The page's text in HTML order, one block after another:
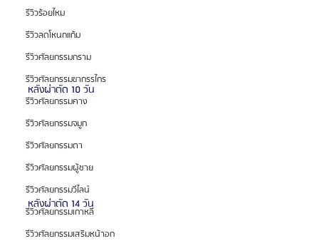
รีวิวร้อยไหม
รีวิวลดโหนกแก้ม
รีวิวศัลยกรรมกราม
รีวิวศัลยกรรมขากรรไกร
รีวิวศัลยกรรมคาง
รีวิวศัลยกรรมจมูก
รีวิวศัลยกรรมตา
รีวิวศัลยกรรมผู้ชาย
รีวิวศัลยกรรมวีไลน์
รีวิวศัลยกรรมเกาหลี
รีวิวศัลยกรรมเสริมหน้าอก
หลังผ่าตัด 10 วัน
หลังผ่าตัด 14 วัน